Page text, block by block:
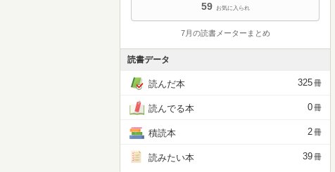
59 お気に入られ
7月の読書メーターまとめ
読書データ
読んだ本 325冊
読んでる本 0冊
積読本 2冊
読みたい本 39冊